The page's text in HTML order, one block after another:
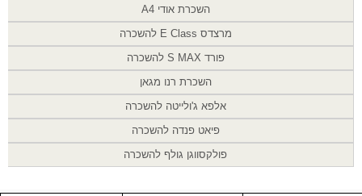
השכרת אודי A4
מרצדס E Class להשכרה
פורד S MAX להשכרה
השכרת רנו מגאן
אלפא ג'ולייטה להשכרה
פיאט פנדה להשכרה
פולקסווגן גולף להשכרה